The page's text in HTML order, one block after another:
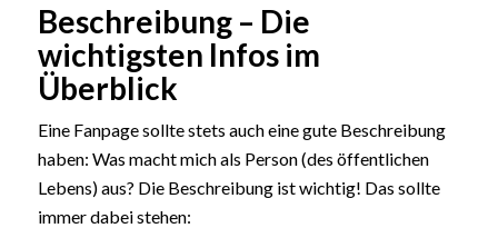
Beschreibung – Die
wichtigsten Infos im
Überblick
Eine Fanpage sollte stets auch eine gute Beschreibung
haben: Was macht mich als Person (des öffentlichen
Lebens) aus? Die Beschreibung ist wichtig! Das sollte
immer dabei stehen: